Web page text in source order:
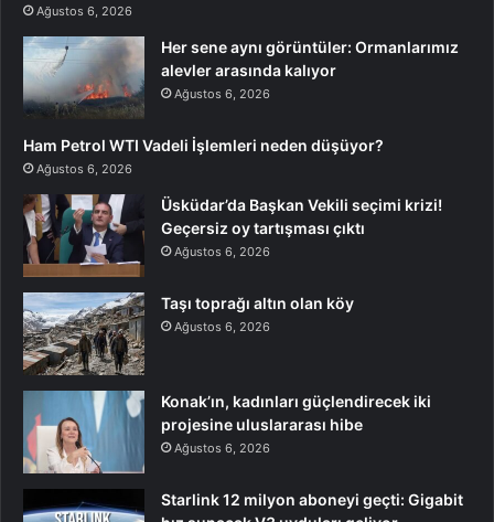
Ağustos 6, 2026
Her sene aynı görüntüler: Ormanlarımız
alevler arasında kalıyor
Ağustos 6, 2026
Ham Petrol WTI Vadeli İşlemleri neden düşüyor?
Ağustos 6, 2026
Üsküdar’da Başkan Vekili seçimi krizi!
Geçersiz oy tartışması çıktı
Ağustos 6, 2026
Taşı toprağı altın olan köy
Ağustos 6, 2026
Konak’ın, kadınları güçlendirecek iki
projesine uluslararası hibe
Ağustos 6, 2026
Starlink 12 milyon aboneyi geçti: Gigabit